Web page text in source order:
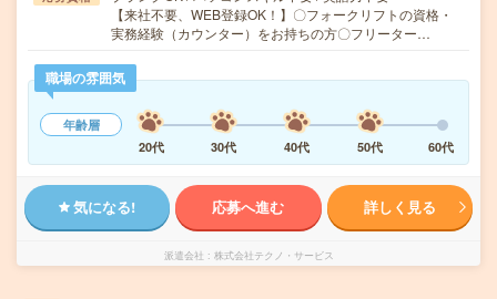
【来社不要、WEB登録OK！】〇フォークリフトの資格・
実務経験（カウンター）をお持ちの方〇フリーター…
職場の雰囲気
年齢層
20代
30代 40代 50代 60代
気になる! 応募へ進む 詳しく見る
派遣会社 株式会社テクノ・サービス